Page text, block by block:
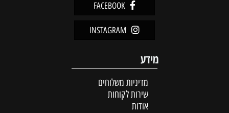
FACEBOOK
INSTAGRAM
מידע
מדיניות משלוחים
שירות לקוחות
אודות